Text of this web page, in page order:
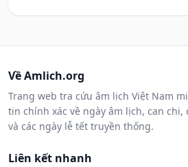
Về Amlich.org
Trang web tra cứu âm lịch Việt Nam
tin chính xác về ngày âm lịch, can chi,
và các ngày lễ tết truyền thống.
Liên kết nhanh